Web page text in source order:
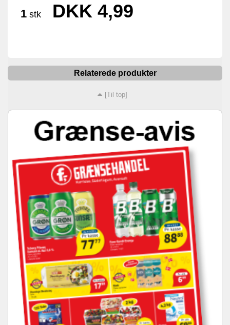
1 stk DKK 4,99
Relaterede produkter
[Til top]